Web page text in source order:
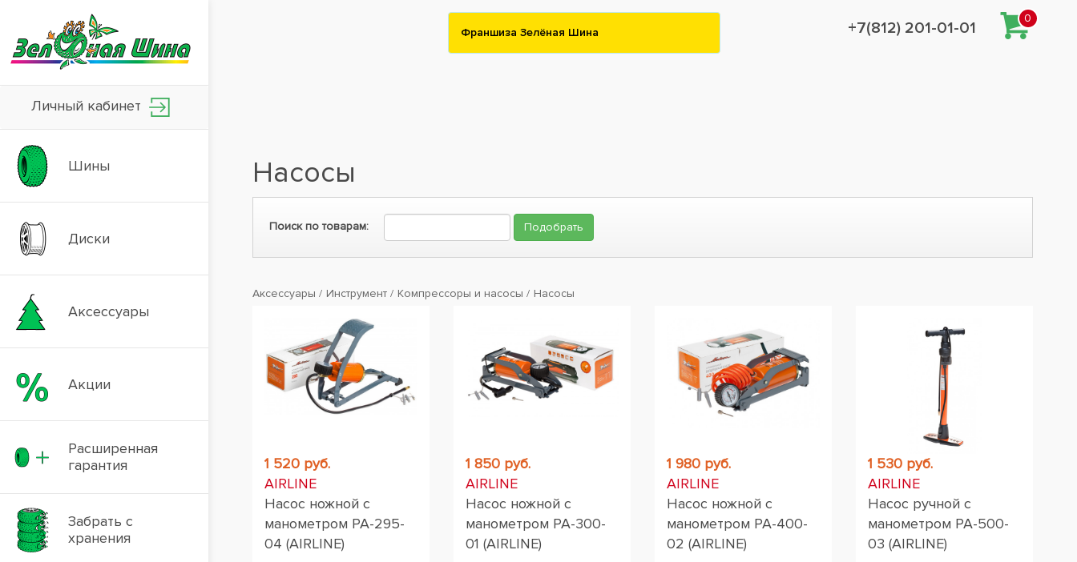
Личный кабинет
Шины
Диски
Аксессуары
Акции
Расширенная
гарантия
Забрать с
хранения
Франшиза Зелёная Шина +7(812) 201-01-01
0
Насосы
Поиск по товарам:
Аксессуары Инструмент Компрессоры и насосы Насосы
1 520 руб.
AIRLINE
Насос ножной с
манометром PA-295-
04 (AIRLINE)
1 850 руб.
AIRLINE
Насос ножной с
манометром PA-300-
01 (AIRLINE)
1 980 руб.
AIRLINE
Насос ножной с
манометром PA-400-
02 (AIRLINE)
1 530 руб.
AIRLINE
Насос ручной с
манометром PA-500-
03 (AIRLINE)